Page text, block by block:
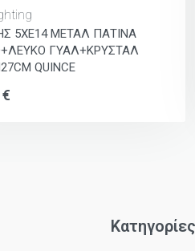
5ΧΕ14 ΜΕΤΑΛ ΠΑΤΙΝΑ
ΓΥΑΛ+ΚΡΥΣΤΑΛ
QUINCE
€
Κατηγορίες